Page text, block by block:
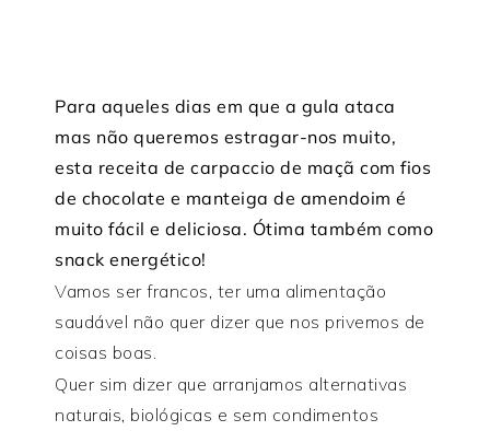
Para aqueles dias em que a gula ataca
mas não queremos estragar-nos muito,
esta receita de carpaccio de maçã com fios
de chocolate e manteiga de amendoim é
muito fácil e deliciosa. Ótima também como
snack energético!
Vamos ser francos, ter uma alimentação
saudável não quer dizer que nos privemos de
coisas boas.
Quer sim dizer que arranjamos alternativas
naturais, biológicas e sem condimentos